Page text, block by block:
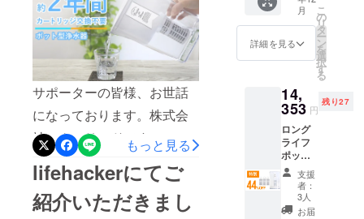
でない方も、ぜひ一度ペー
ジをご覧いただけますと幸
いです。なにかご質問、ご
不明点などございました
ら、お問い合わせよりどう
ぞお気軽におたずねくださ
いませ。よろしくお願いい
たします！
サポーターの皆様、お世話
になっております。株式会
社アクアリードです。 1台
で2Lペットボトル約800本
分！長寿命なポット型浄水
器でおいしい水をいつでも
もっと見る
lifehackerにてご
紹介いただきまし
ど、検証・
返しなが
しい製品を
開発研究し
す。 より多
くの方に、
浄水器の良
さを知って
頂きたいと
（税・
送料込
み）の
39％OF
F 2022
旬頃か
ら、各
ECサイ
ト/自社
HP等で
一般販
売を予
定。 ※
税込
み、送
月
詳細を見る
こ
の
リ
タ
ー
ン
を
選
択
す
る
14,
353 円
残り27
ロング
ライフ
ポット
×1 交換
カート
リッジ
×3 一般
支援
者：
3人
お届